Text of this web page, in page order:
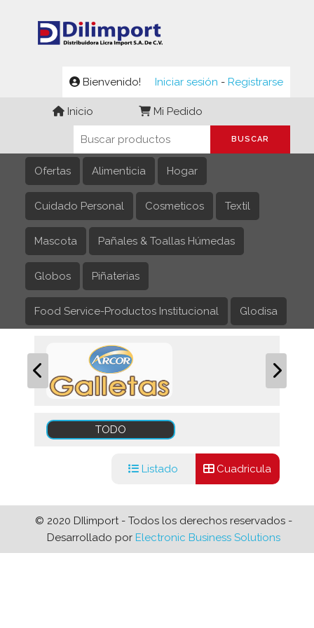
Bienvenido! Iniciar sesión -Registrarse
Inicio Mi Pedido
Ofertas Alimenticia Hogar
Cuidado Personal Cosmeticos Textil
Mascota Pañales & Toallas Húmedas
Globos Piñaterias
Food Service-Productos Institucional Glodisa
TODO
Listado Cuadricula
© 2020 DIlimport - Todos los derechos reservados -
Desarrollado por Electronic Business Solutions